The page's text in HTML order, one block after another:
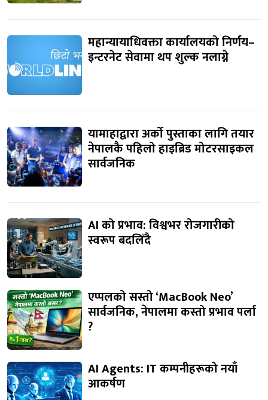
महान्यायाधिवक्ता कार्यालयको निर्णय–
इन्टरनेट सेवामा थप शुल्क नलाग्ने
यामाहाद्वारा अर्को पुस्ताका लागि तयार
नेपालकै पहिलो हाइब्रिड मोटरसाइकल
सार्वजनिक
AI को प्रभाव: विश्वभर रोजगारीको
स्वरूप बदलिँदै
एप्पलको सस्तो ‘MacBook Neo’
सार्वजनिक, नेपालमा कस्तो प्रभाव पर्ला
?
AI Agents: IT कम्पनीहरूको नयाँ
आकर्षण